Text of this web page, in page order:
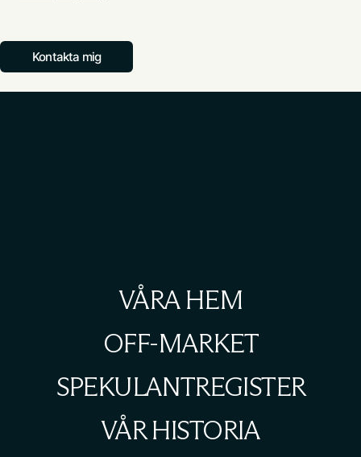
Kontakta mig
VÅRA HEM
OFF-MARKET
SPEKULANTREGISTER
VÅR HISTORIA